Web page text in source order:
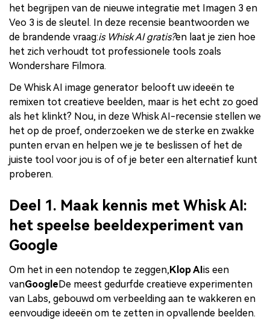
het begrijpen van de nieuwe integratie met Imagen 3 en
Veo 3 is de sleutel. In deze recensie beantwoorden we
de brandende vraag:is Whisk AI gratis?en laat je zien hoe
het zich verhoudt tot professionele tools zoals
Wondershare Filmora.
De Whisk AI image generator belooft uw ideeën te
remixen tot creatieve beelden, maar is het echt zo goed
als het klinkt? Nou, in deze Whisk AI-recensie stellen we
het op de proef, onderzoeken we de sterke en zwakke
punten ervan en helpen we je te beslissen of het de
juiste tool voor jou is of of je beter een alternatief kunt
proberen.
Deel 1. Maak kennis met Whisk AI:
het speelse beeldexperiment van
Google
Om het in een notendop te zeggen, Klop AI is een
vanGoogle De meest gedurfde creatieve experimenten
van Labs, gebouwd om verbeelding aan te wakkeren en
eenvoudige ideeën om te zetten in opvallende beelden.